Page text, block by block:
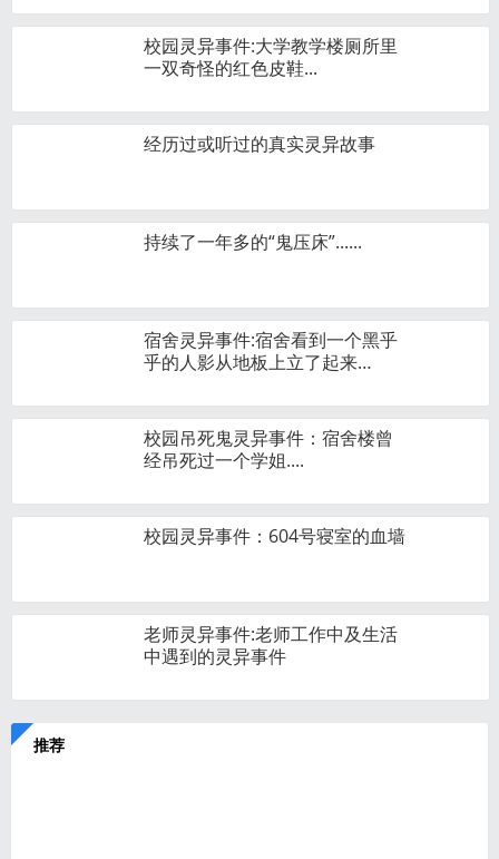
校园灵异事件:大学教学楼厕所里
一双奇怪的红色皮鞋...
经历过或听过的真实灵异故事
持续了一年多的“鬼压床”......
宿舍灵异事件:宿舍看到一个黑乎
乎的人影从地板上立了起来…
校园吊死鬼灵异事件：宿舍楼曾
经吊死过一个学姐....
校园灵异事件：604号寝室的血墙
老师灵异事件:老师工作中及生活
中遇到的灵异事件
推荐